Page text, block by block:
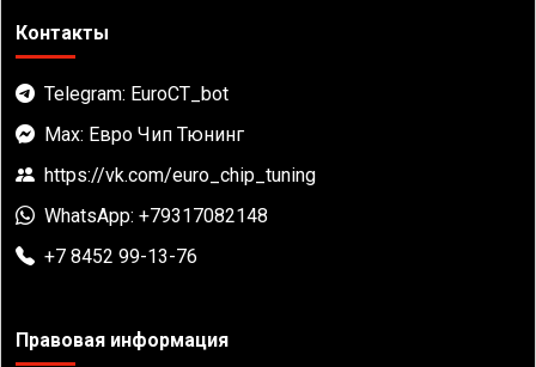
Контакты
Telegram: EuroCT_bot
Max: Евро Чип Тюнинг
https://vk.com/euro_chip_tuning
WhatsApp: +79317082148
+7 8452 99-13-76
Правовая информация